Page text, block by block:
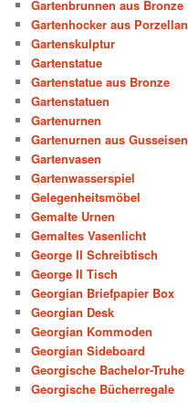
Gartenbrunnen aus Bronze
Gartenhocker aus Porzellan
Gartenskulptur
Gartenstatue
Gartenstatue aus Bronze
Gartenstatuen
Gartenurnen
Gartenurnen aus Gusseisen
Gartenvasen
Gartenwasserspiel
Gelegenheitsmöbel
Gemalte Urnen
Gemaltes Vasenlicht
George II Schreibtisch
George II Tisch
Georgian Briefpapier Box
Georgian Desk
Georgian Kommoden
Georgian Sideboard
Georgische Bachelor-Truhe
Georgische Bücherregale